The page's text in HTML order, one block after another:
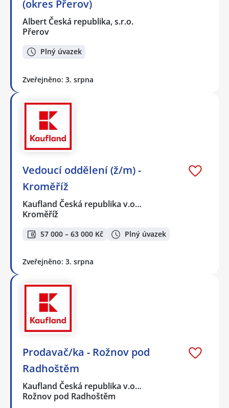
(okres Přerov)
Albert Česká republika, s.r.o.
Přerov
Plný úvazek
Zveřejněno: 3. srpna
Vedoucí oddělení (ž/m) -
Kroměříž
Kaufland Česká republika v.o…
Kroměříž
57 000 – 63 000 Kč Plný úvazek
Zveřejněno: 3. srpna
Prodavač/ka - Rožnov pod
Radhoštěm
Kaufland Česká republika v.o…
Rožnov pod Radhoštěm